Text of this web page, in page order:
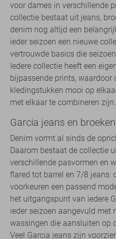
voor dames in verschillende
collectie bestaat uit jeans,
denim nog altijd een
ieder seizoen een nieuwe
vertrouwde basics die
Iedere collectie heeft een
bijpassende prints, waardoor
kledingstukken mooi op
met elkaar te combineren zijn.
Garcia jeans en broeken
Denim vormt al sinds de
Daarom bestaat de collectie
verschillende pasvormen en
flared tot barrel en 7/8 jeans:
voorkeuren een passend
het uitgangspunt van iedere
ieder seizoen aangevuld met
wassingen die aansluiten op
Veel Garcia jeans zijn